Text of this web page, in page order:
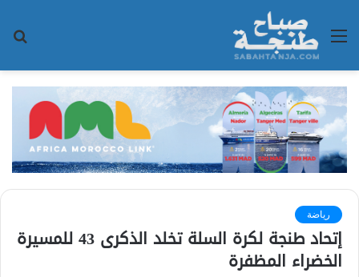
القائمة
رياضة
إتحاد طنجة لكرة السلة تخلد الذكرى 43 للمسيرة
الخضراء المظفرة